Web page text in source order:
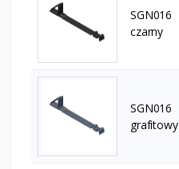
SGN016
czarny
SGN016
grafitowy